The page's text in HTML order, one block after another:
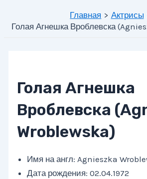
Главная
Актрисы
Голая Агнешка Вроблевска
Голая Агнешка
Вроблевска
Wroblewska)
Имя на англ: Agnieszka
Дата рождения: 02.04.1972